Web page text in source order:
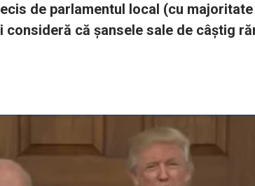
de parlamentul local (cu majoritate
consideră că șansele sale de câștig